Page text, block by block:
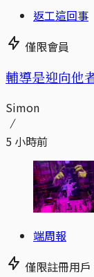
返工這回事
僅限會員
輔導是迎向他
Simon
5 小時前
端周報
僅限註冊用戶